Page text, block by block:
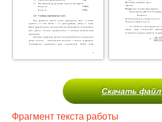
Скачать файл
Фрагмент текста работы